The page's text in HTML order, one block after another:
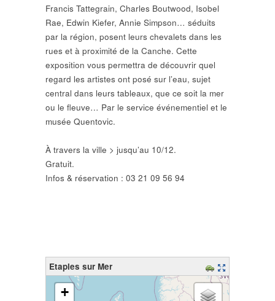
Francis Tattegrain, Charles Boutwood, Isobel
Rae, Edwin Kiefer, Annie Simpson… séduits
par la région, posent leurs chevalets dans les
rues et à proximité de la Canche. Cette
exposition vous permettra de découvrir quel
regard les artistes ont posé sur l’eau, sujet
central dans leurs tableaux, que ce soit la mer
ou le fleuve… Par le service événementiel et le
musée Quentovic.
À travers la ville > jusqu’au 10/12.
Gratuit.
Infos & réservation : 03 21 09 56 94
Etaples sur Mer
chargement de la carte - veuillez patienter...
+